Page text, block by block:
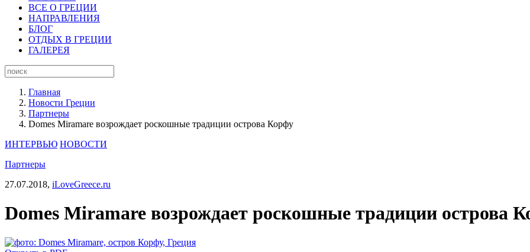
ВСЕ О ГРЕЦИИ
НАПРАВЛЕНИЯ
БЛОГ
ОТДЫХ В ГРЕЦИИ
ГАЛЕРЕЯ
Главная
Новости Греции
Партнеры
Domes Miramare возрождает роскошные традиции острова Корфу
ИНТЕРВЬЮ НОВОСТИ
Партнеры
27.07.2018, iLoveGreece.ru
Domes Miramare возрождает роскошные традиции острова